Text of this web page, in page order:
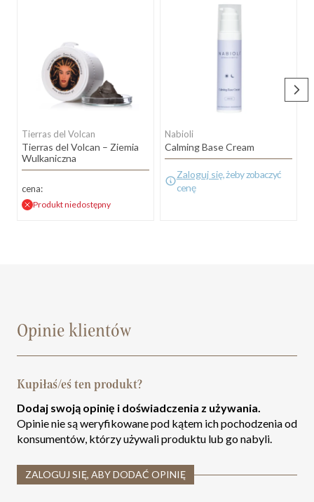
Tierras del Volcan
Tierras del Volcan – Ziemia
Wulkaniczna
cena:
Produkt niedostępny
Nabioli
Calming Base Cream
Zaloguj się, żeby zobaczyć
cenę
Opinie klientów
Kupiłaś/eś ten produkt?
Dodaj swoją opinię i doświadczenia z używania.
Opinie nie są weryfikowane pod kątem ich pochodzenia od
konsumentów, którzy używali produktu lub go nabyli.
ZALOGUJ SIĘ, ABY DODAĆ OPINIĘ